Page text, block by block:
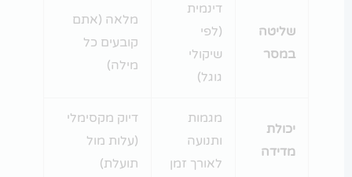
שליטה
במסר
דינמית
(לפי
שיקולי
גוגל)
מלאה (אתם
קובעים כל
מילה)
יכולת
מדידה
מגמות
ותנועה
לאורך זמן
דיוק מקסימלי
(עלות מול
תועלת)